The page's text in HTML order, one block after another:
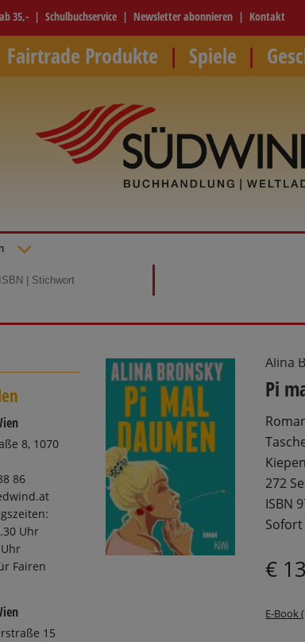
35,- Schulbuchservice Newsletter abonnieren Kontakt
Fairtrade Produkte Spiele
8, 1070
86
Uhr
Fairen
15
Alina
Pi
272
ISBN
€
E-Book